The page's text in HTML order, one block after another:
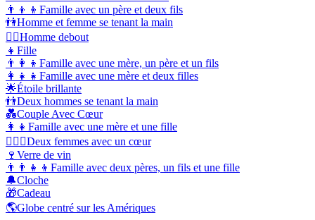
👨‍👦‍👦 Famille avec un père et deux fils
👫Homme et femme se tenant la main
🧍‍♂️Homme debout
👧 Fille
👨‍👩‍👦 Famille avec une mère, un père et un fils
👩‍👧‍👧 Famille avec une mère et deux filles
🌟Étoile brillante
👬Deux hommes se tenant la main
💑Couple Avec Cœur
👩‍👧 Famille avec une mère et une fille
👩‍❤️‍👩Deux femmes avec un cœur
🍷 Verre de vin
👨‍👨‍👧‍👦 Famille avec deux pères, un fils et une fille
🔔Cloche
🎁Cadeau
🌎Globe centré sur les Amériques